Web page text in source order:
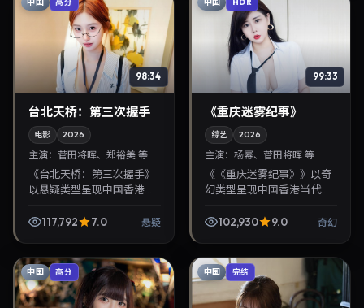
高分
98:34
台北天桥：第三次握手
电影 2026
主演： 菅田将晖、郑裕美 等
《台北天桥：第三次握手》
以悬疑类型呈现中国香港当
演菅田将晖、郑裕美。2026
117,792 7.0 悬疑
HDR
99:33
《重庆迷雾纪事》
综艺 2026
主演：杨幂、菅田将晖 等
《《重庆迷雾纪事》》以奇
幻类型呈现中国香港当代故
幂、菅田将晖。2026年10月
102,930 9.0 奇幻
中国 高分 中国 完结